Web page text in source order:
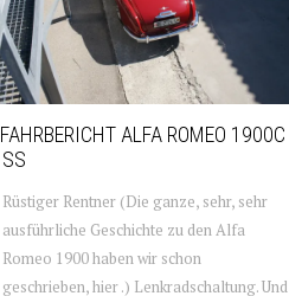
FAHRBERICHT ALFA ROMEO 1900C
SS
Rüstiger Rentner (Die ganze, sehr, sehr
ausführliche Geschichte zu den Alfa
Romeo 1900 haben wir schon
geschrieben, hier .) Lenkradschaltung. Und